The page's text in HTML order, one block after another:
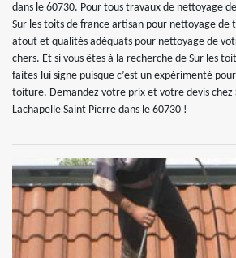
dans le 60730. Pour tous travaux de nettoyage
Sur les toits de france artisan pour nettoyage
atout et qualités adéquats pour nettoyage de
chers. Et si vous êtes à la recherche de Sur les
faites-lui signe puisque c’est un expérimenté
toiture. Demandez votre prix et votre devis chez
Lachapelle Saint Pierre dans le 60730 !